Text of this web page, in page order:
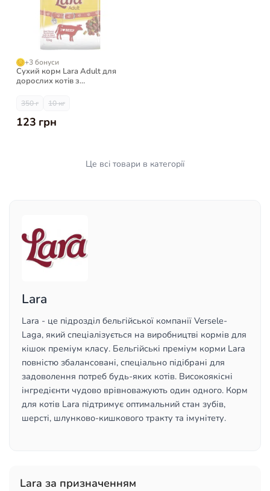
+3 бонуси
Сухий корм Lara Adult для
дорослих котів з
350 г 10 кг
123 грн
Це всі товари в категорії
Lara
Lara - це підрозділ бельгійської компанії Versele-
Laga, який спеціалізується на виробництві кормів для
кішок преміум класу. Бельгійські преміум корми Lara
повністю збалансовані, спеціально підібрані для
задоволення потреб будь-яких котів. Високоякісні
інгредієнти чудово врівноважують один одного. Корм
для котів Lara підтримує оптимальний стан зубів,
шерсті, шлунково-кишкового тракту та імунітету.
Lara за призначенням